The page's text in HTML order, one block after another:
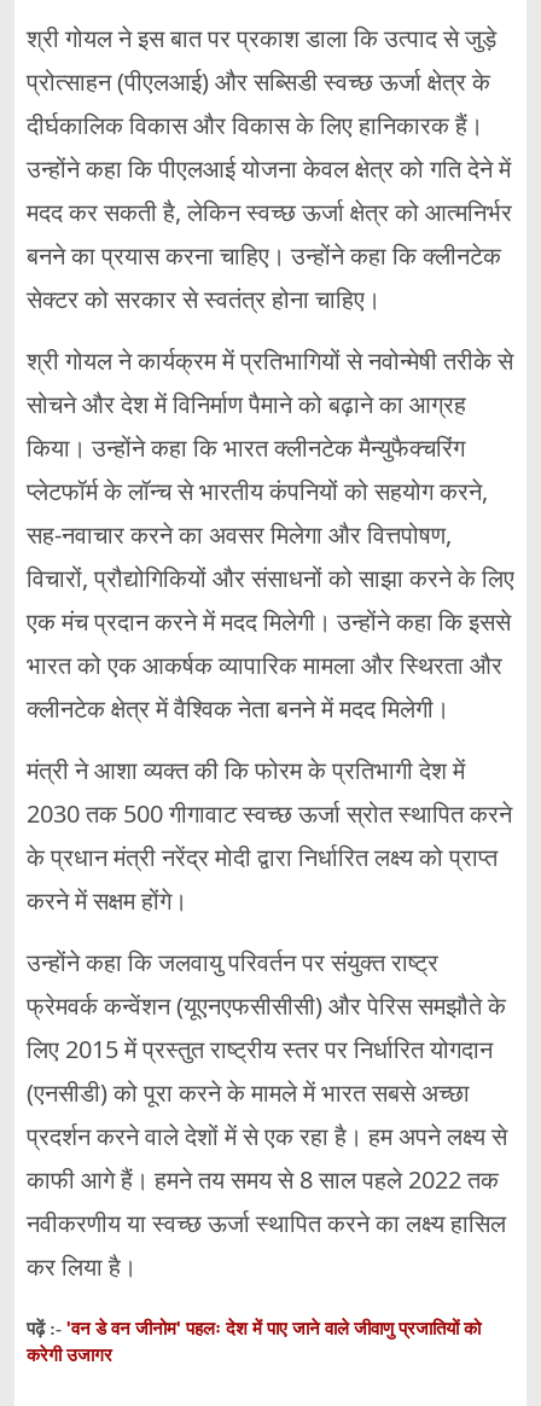
श्री गोयल ने इस बात पर प्रकाश डाला कि उत्पाद से जुड़े
प्रोत्साहन (पीएलआई) और सब्सिडी स्वच्छ ऊर्जा क्षेत्र के
दीर्घकालिक विकास और विकास के लिए हानिकारक हैं।
उन्होंने कहा कि पीएलआई योजना केवल क्षेत्र को गति देने में
मदद कर सकती है, लेकिन स्वच्छ ऊर्जा क्षेत्र को आत्मनिर्भर
बनने का प्रयास करना चाहिए। उन्होंने कहा कि क्लीनटेक
सेक्टर को सरकार से स्वतंत्र होना चाहिए।
श्री गोयल ने कार्यक्रम में प्रतिभागियों से नवोन्मेषी तरीके से
सोचने और देश में विनिर्माण पैमाने को बढ़ाने का आग्रह
किया। उन्होंने कहा कि भारत क्लीनटेक मैन्युफैक्चरिंग
प्लेटफॉर्म के लॉन्च से भारतीय कंपनियों को सहयोग करने,
सह-नवाचार करने का अवसर मिलेगा और वित्तपोषण,
विचारों, प्रौद्योगिकियों और संसाधनों को साझा करने के लिए
एक मंच प्रदान करने में मदद मिलेगी। उन्होंने कहा कि इससे
भारत को एक आकर्षक व्यापारिक मामला और स्थिरता और
क्लीनटेक क्षेत्र में वैश्विक नेता बनने में मदद मिलेगी।
मंत्री ने आशा व्यक्त की कि फोरम के प्रतिभागी देश में
2030 तक 500 गीगावाट स्वच्छ ऊर्जा स्रोत स्थापित करने
के प्रधान मंत्री नरेंद्र मोदी द्वारा निर्धारित लक्ष्य को प्राप्त
करने में सक्षम होंगे।
उन्होंने कहा कि जलवायु परिवर्तन पर संयुक्त राष्ट्र
फ्रेमवर्क कन्वेंशन (यूएनएफसीसीसी) और पेरिस समझौते के
लिए 2015 में प्रस्तुत राष्ट्रीय स्तर पर निर्धारित योगदान
(एनसीडी) को पूरा करने के मामले में भारत सबसे अच्छा
प्रदर्शन करने वाले देशों में से एक रहा है। हम अपने लक्ष्य से
काफी आगे हैं। हमने तय समय से 8 साल पहले 2022 तक
नवीकरणीय या स्वच्छ ऊर्जा स्थापित करने का लक्ष्य हासिल
कर लिया है।
पढ़ें :- 'वन डे वन जीनोम' पहलः देश में पाए जाने वाले जीवाणु प्रजातियों को
करेगी उजागर